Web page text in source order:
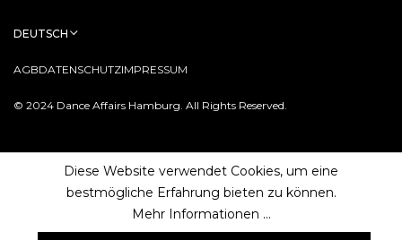
© 2024 Dance Affairs Hamburg. All Rights Reserved.
AGBDATENSCHUTZIMPRESSUM
DEUTSCH
Diese Website verwendet Cookies, um eine
bestmögliche Erfahrung bieten zu können.
Mehr Informationen ...